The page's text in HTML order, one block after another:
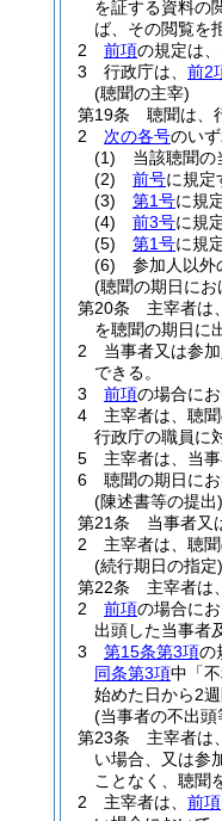
を証する資料の
ば、その閲覧を
2
前項の規定は
3
行政庁は、 前2
(聴聞の主宰)
第19条
聴聞は、
2
次の各号のい
(1)
当該聴聞の
(2)
前号に規定
(3)
第1号に規
(4)
前3号に規
(5)
第1号に規
(6)
参加人以外
(聴聞の期日に
第20条
主宰者は
を聴聞の期日に
2
当事者又は参
できる。
3
前項の場合に
4
主宰者は、聴
行政庁の職員に
5
主宰者は、当
6
聴聞の期日に
(陳述書等の提出)
第21条
当事者又
2
主宰者は、聴
(続行期日の指定)
第22条
主宰者は
2
前項の場合に
出頭した当事者
3
第15条第3項の
同条第3項中「
始めた日から2
(当事者の不出
第23条
主宰者は
い場合、又は参
ことなく、聴聞
2
主宰者は、 前項